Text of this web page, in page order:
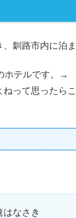
釧路市内に泊ま
ホテルです。→
って思ったら
なさき